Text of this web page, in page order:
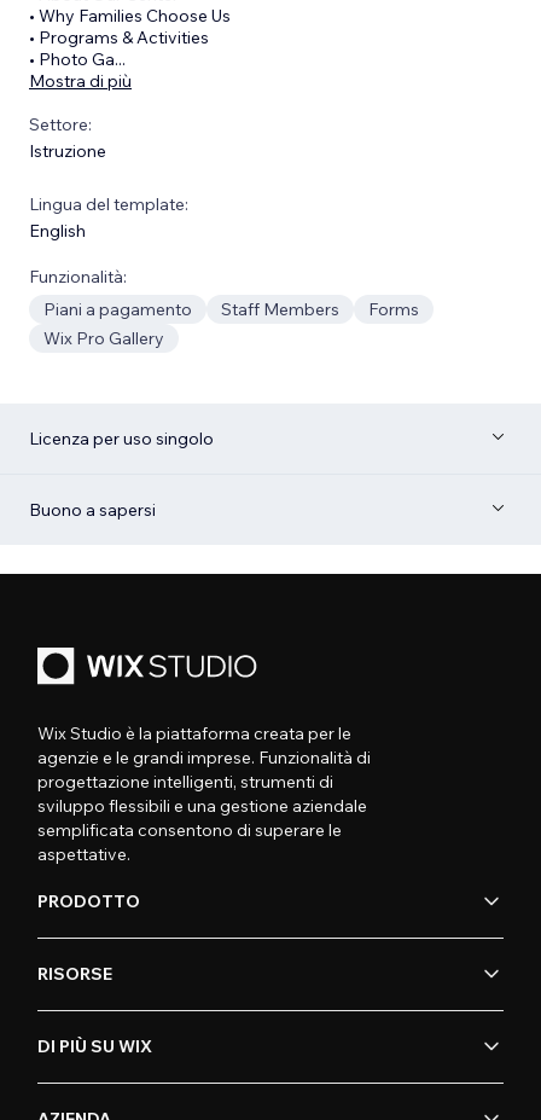
• Why Families Choose Us
• Programs & Activities
• Photo Ga...
Mostra di più
Settore:
Istruzione
Lingua del template:
English
Funzionalità:
Piani a pagamento
Staff Members
Forms
Wix Pro Gallery
Licenza per uso singolo
Buono a sapersi
Wix Studio è la piattaforma creata per le
agenzie e le grandi imprese. Funzionalità di
progettazione intelligenti, strumenti di
sviluppo flessibili e una gestione aziendale
semplificata consentono di superare le
aspettative.
PRODOTTO
RISORSE
DI PIÙ SU WIX